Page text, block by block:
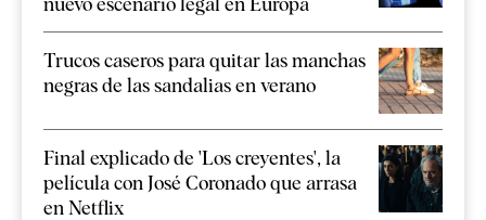
Trucos caseros para quitar las manchas
negras de las sandalias en verano
Final explicado de 'Los creyentes', la
película con José Coronado que arrasa
en Netflix